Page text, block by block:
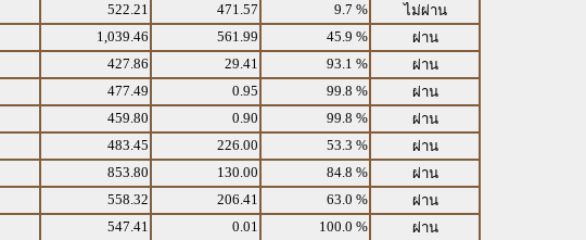
522.21 471.57 9.7 %
ไม่ผ่าน
1,039.46 561.99 45.9 %
ผ่าน
427.86 29.41 93.1 %
ผ่าน
477.49 0.95 99.8 %
ผ่าน
459.80 0.90 99.8 %
ผ่าน
483.45 226.00 53.3 %
ผ่าน
853.80 130.00 84.8 %
ผ่าน
558.32 206.41 63.0 %
ผ่าน
547.41 0.01 100.0 %
ผ่าน